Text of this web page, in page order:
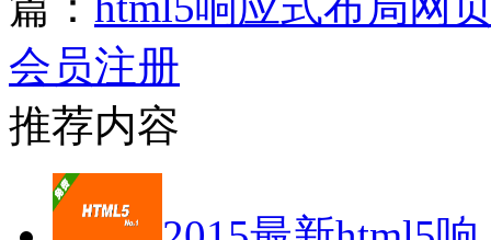
会员注册
推荐内容